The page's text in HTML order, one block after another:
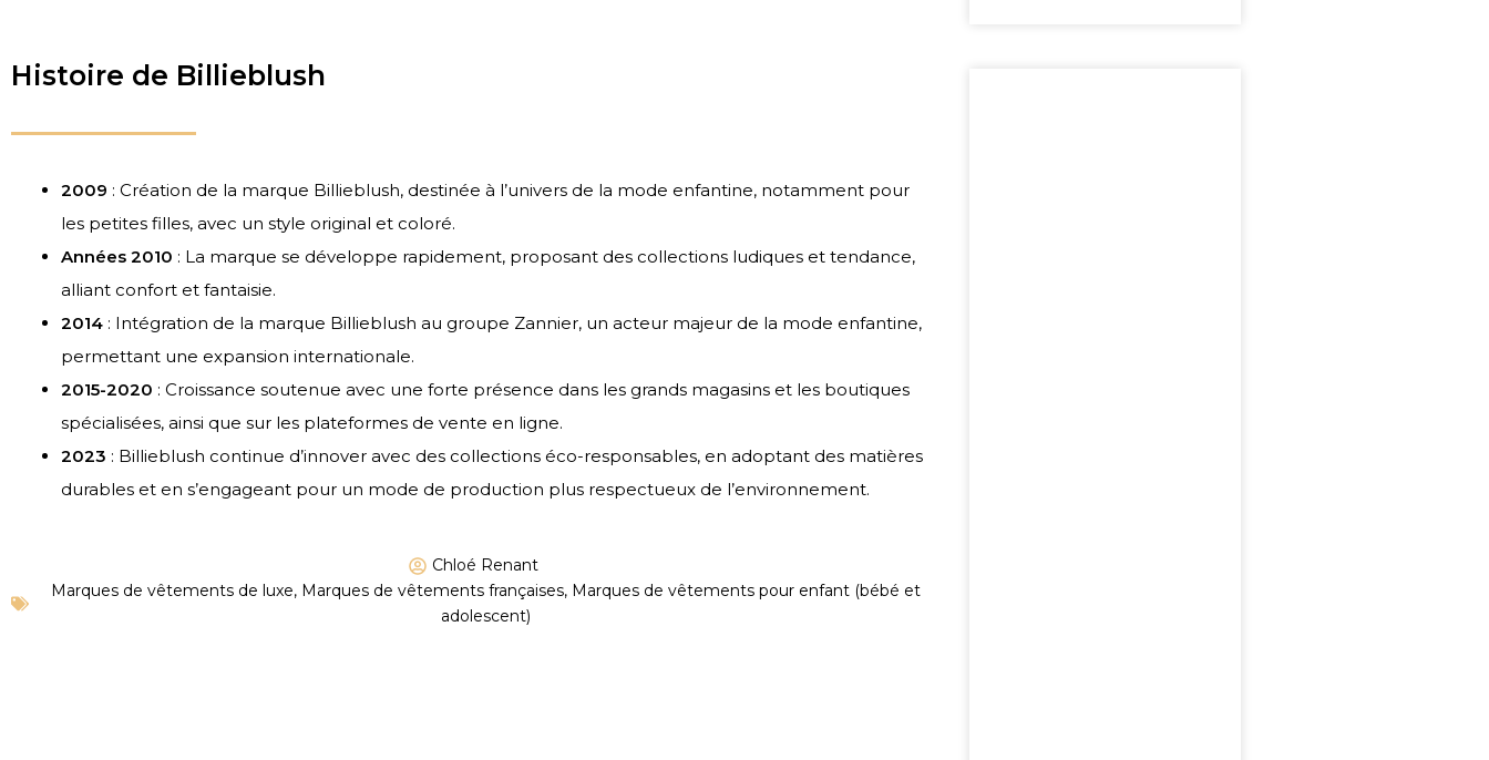
Histoire de Billieblush
2009 : Création de la marque Billieblush, destinée à l’univers de la mode enfantine, notamment pour
les petites filles, avec un style original et coloré.
Années 2010 : La marque se développe rapidement, proposant des collections ludiques et tendance,
alliant confort et fantaisie.
2014 : Intégration de la marque Billieblush au groupe Zannier, un acteur majeur de la mode enfantine,
permettant une expansion internationale.
2015-2020 : Croissance soutenue avec une forte présence dans les grands magasins et les boutiques
spécialisées, ainsi que sur les plateformes de vente en ligne.
2023 : Billieblush continue d’innover avec des collections éco-responsables, en adoptant des matières
durables et en s’engageant pour un mode de production plus respectueux de l’environnement.
Chloé Renant
Marques de vêtements de luxe, Marques de vêtements françaises, Marques de vêtements pour enfant (bébé et
adolescent)